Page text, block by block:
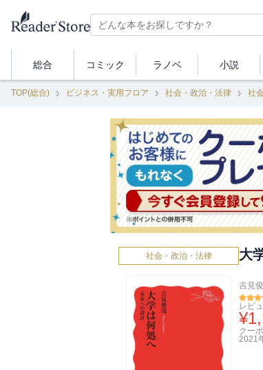
総合 コミック ラノベ 小説
TOP(総合) ビジネス・実用フロア 社会・政治・法律 社
社会・政治・法律 大
吉見
レビ
¥
クー
2021